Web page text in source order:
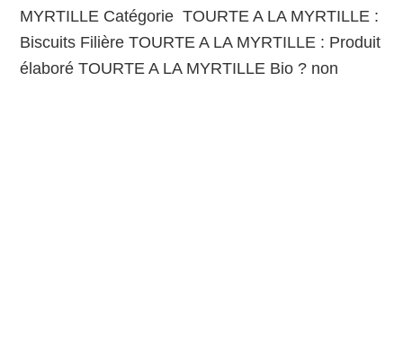
MYRTILLE Catégorie TOURTE A LA MYRTILLE :
Biscuits Filière TOURTE A LA MYRTILLE : Produit
élaboré TOURTE A LA MYRTILLE Bio ? non